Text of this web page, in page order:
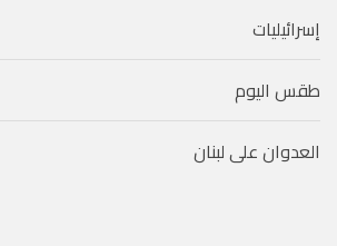
إسرائيليات
طقس اليوم
العدوان على لبنان